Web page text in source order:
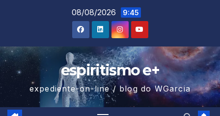
08/08/2026 9:45
espiritismo e+
expediente-on-line / blog do WGarcia